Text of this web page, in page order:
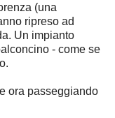
(una
ripreso ad
Un impianto
- come se
ora passeggiando